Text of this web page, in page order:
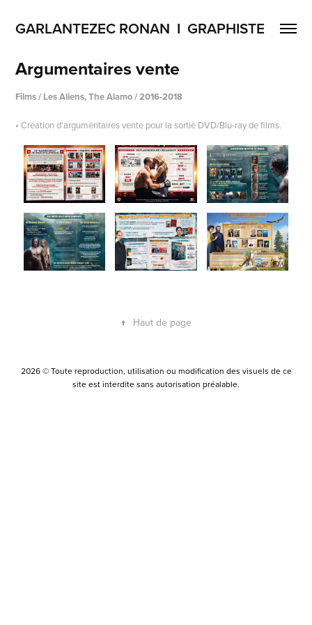
GARLANTEZEC RONAN  I  GRAPHISTE
Argumentaires vente
Films / Les Aliens, The Alamo / 2016-2018
• Création d'argumentaires vente pour la sortie DVD/Blu-ray de films.
↑ Haut de page
2026 © Toute reproduction, utilisation ou modification des visuels de ce
site est interdite sans autorisation préalable.